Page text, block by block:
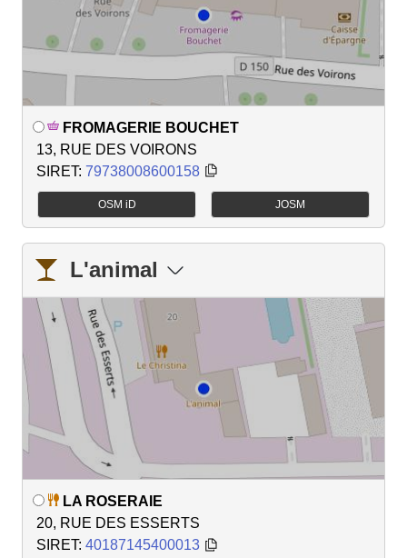
FROMAGERIE BOUCHET
13, RUE DES VOIRONS
SIRET: 79738008600158
OSM iD JOSM
L'animal
LA ROSERAIE
20, RUE DES ESSERTS
SIRET: 40187145400013